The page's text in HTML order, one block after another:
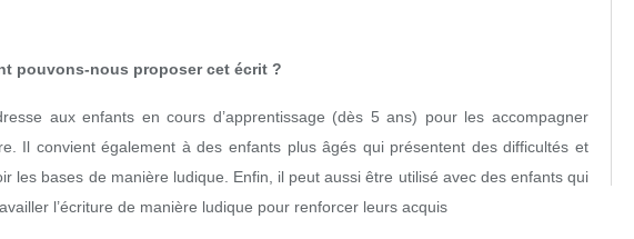
pouvons-nous proposer cet écrit ?
aux enfants en cours d’apprentissage (dès 5 ans) pour les accompagner
Il convient également à des enfants plus âgés qui présentent des difficultés et
les bases de manière ludique. Enfin, il peut aussi être utilisé avec des enfants qui
l’écriture de manière ludique pour renforcer leurs acquis